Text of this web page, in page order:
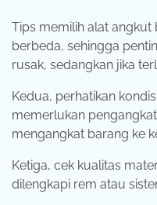
Tips memilih alat angkut
berbeda, sehingga
rusak, sedangkan jika
Kedua, perhatikan
memerlukan
mengangkat barang ke
Ketiga, cek kualitas
dilengkapi rem atau